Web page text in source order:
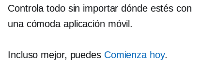
Controla todo sin importar dónde estés con
una cómoda aplicación móvil.
Incluso mejor, puedes Comienza hoy.